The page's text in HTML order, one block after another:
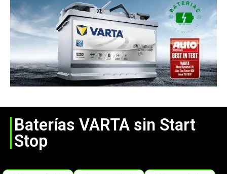
Baterías VARTA sin Start
Stop